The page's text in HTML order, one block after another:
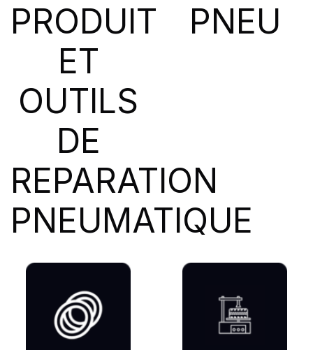
PROMETEON
(18)
(23)
STICA
PRODUIT
ET
OUTILS
DE
REPARATION
PNEUMATIQUE
PNEU